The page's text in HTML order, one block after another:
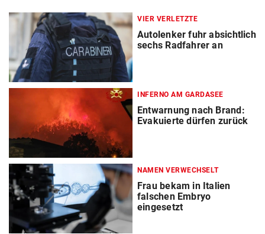
VIER VERLETZTE
Autolenker fuhr absichtlich
sechs Radfahrer an
INFERNO AM GARDASEE
Entwarnung nach Brand:
Evakuierte dürfen zurück
NAMEN VERWECHSELT
Frau bekam in Italien
falschen Embryo
eingesetzt